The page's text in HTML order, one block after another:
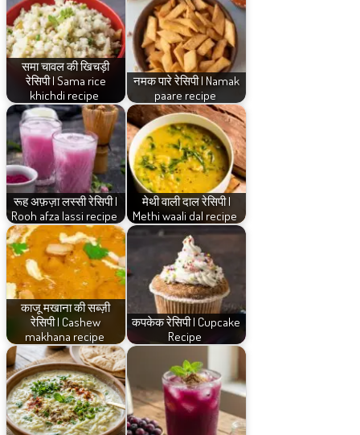
समा चावल की खिचड़ी
रेसिपी | Sama rice
khichdi recipe
नमक पारे रेसिपी | Namak
paare recipe
रूह अफ़ज़ा लस्सी रेसिपी |
Rooh afza lassi recipe
मेथी वाली दाल रेसिपी |
Methi waali dal recipe
काजू मखाना की सब्ज़ी
रेसिपी | Cashew
makhana recipe
कपकेक रेसिपी | Cupcake
Recipe